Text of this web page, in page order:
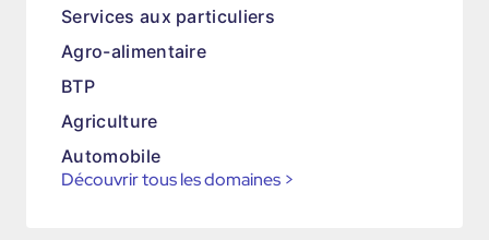
Services aux particuliers
Agro-alimentaire
BTP
Agriculture
Automobile
Découvrir tous les domaines >